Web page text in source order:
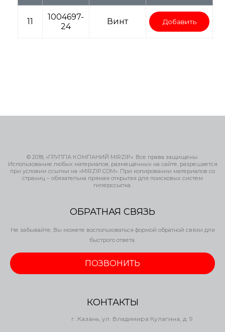
11
1004697-
24
Винт Добавить
© 2018, «ГРУППА КОМПАНИЙ MIRZIP». Все права защищены.
Использование любых материалов, размещённых на сайте, разрешается
при условии ссылки на «MIRZIP.COM». При копировании материалов со
страниц – обязательна прямая открытая для поисковых систем
гиперссылка.
ОБРАТНАЯ СВЯЗЬ
Не забывайте, Вы можете воспользоваться формой обратной связи для
быстрого ответа.
ПОЗВОНИТЬ
КОНТАКТЫ
г. Казань, ул. Владимира Кулагина, д. 9